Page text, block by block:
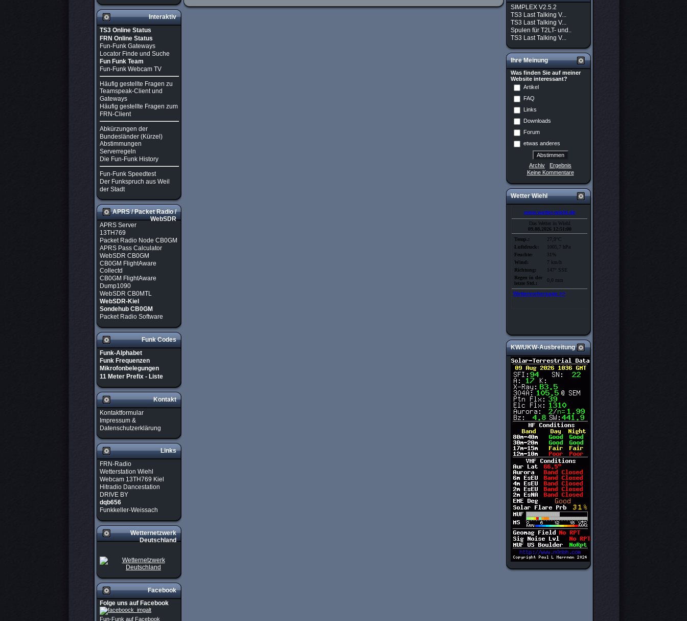
Interaktiv
TS3 Online Status
FRN Online Status
Fun-Funk Gateways
Locator Finde und Suche
Fun Funk Team
Fun-Funk Webcam TV
Häufig gestellte Fragen zu
Teamspeak-Client und
Gateways
Häufig gestellte Fragen zum
FRN-Client
Abkürzungen der
Bundesländer (Kürzel)
Abstimmungen
Serverregeln
Die Fun-Funk History
Fun-Funk Speedtest
Der Funkspruch aus Weil
der Stadt
APRS / Packet Radio /
WebSDR
APRS Server
13TH769
Packet Radio Node CB0GM
APRS Pass Calculator
WebSDR CB0GM
CB0GM FlightAware
Collectd
CB0GM FlightAware
Dump1090
WebSDR CB0MTL
WebSDR-Kiel
Sondehub CB0GM
Packet Radio Software
Funk Codes
Funk-Alphabet
Funk Frequenzen
Mikrofonbelegungen
11 Meter Prefix - Liste
Kontakt
Kontaktformular
Impressum &
Datenschutzerklärung
Links
FRN-Radio
Wetterstation Wiehl
Webcam 13TH769 Kiel
Hitradio Dancestation
DRIVE BY
dqb656
Funkkeller-Weissach
Wetternetzwerk
Deutschland
Facebook
Folge uns auf Facebook
Fun-Funk auf Facebook
SIMPLEX V2.5.2
TS3 Last Talking V...
TS3 Last Talking V...
Spulen für T2LT- und..
TS3 Last Talking V...
Ihre Meinung
Was finden Sie auf meiner
Website interessant?
Artikel
FAQ
Links
Downloads
Forum
etwas anderes
Archiv
Ergebnis
Keine Kommentare
Wetter Wiehl
KW/UKW-Ausbreitung